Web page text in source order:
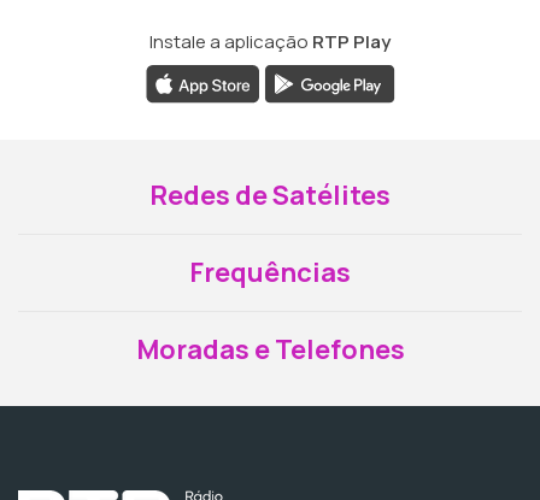
Instale a aplicação RTP Play
Redes de Satélites
Frequências
Moradas e Telefones